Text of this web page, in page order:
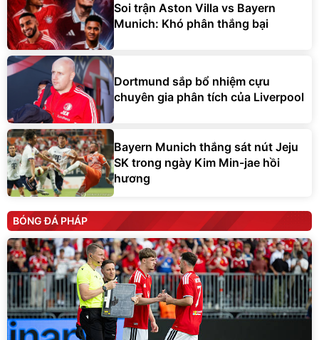
Soi trận Aston Villa vs Bayern
Munich: Khó phân thắng bại
Dortmund sắp bổ nhiệm cựu
chuyên gia phân tích của Liverpool
Bayern Munich thắng sát nút Jeju
SK trong ngày Kim Min-jae hồi
hương
BÓNG ĐÁ PHÁP